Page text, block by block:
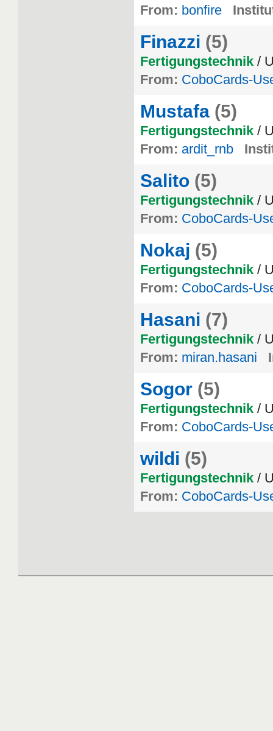
From: bonfire
Finazzi (5)
Fertigungstechnik /
From: CoboCards-
Mustafa (5)
Fertigungstechnik /
From: ardit_rnb
Salito (5)
Fertigungstechnik /
From: CoboCards-
Nokaj (5)
Fertigungstechnik /
From: CoboCards-
Hasani (7)
Fertigungstechnik /
From: miran.hasani
Sogor (5)
Fertigungstechnik /
From: CoboCards-
wildi (5)
Fertigungstechnik /
From: CoboCards-